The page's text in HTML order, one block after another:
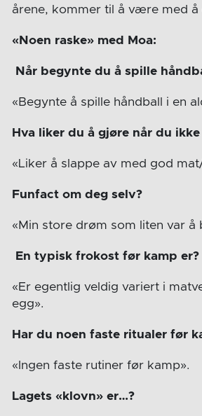
årene, kommer til å være med
«Noen raske» med Moa:
Når begynte du å spille
«Begynte å spille håndball i en
Hva liker du å gjøre når du
«Liker å slappe av med god
Funfact om deg selv?
«Min store drøm som liten var å
En typisk frokost før kamp er?
«Er egentlig veldig variert i
egg».
Har du noen faste ritualer før
«Ingen faste rutiner før kamp».
Lagets «klovn» er…?